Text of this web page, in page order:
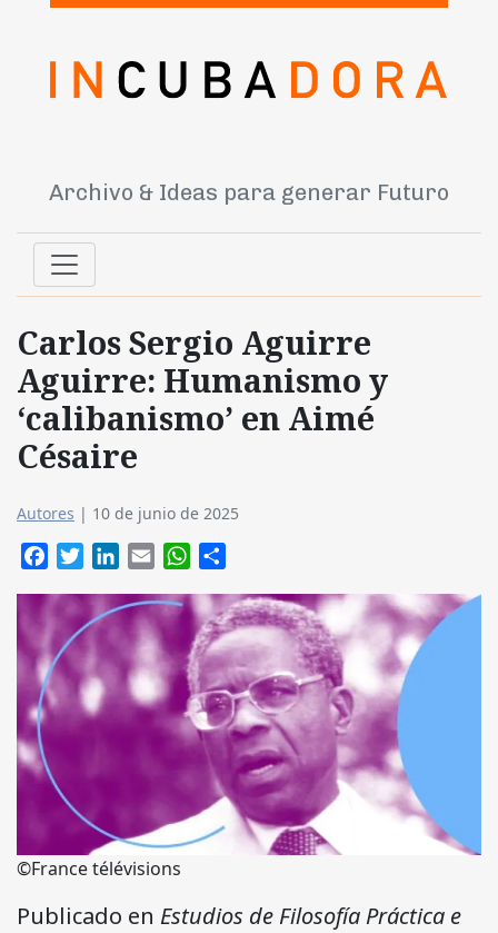
Archivo & Ideas para generar Futuro
Carlos Sergio Aguirre
Aguirre: Humanismo y
‘calibanismo’ en Aimé
Césaire
Autores | 10 de junio de 2025
FacebookTwitterLinkedIn
Email WhatsApp
©France télévisions
Publicado en Estudios de Filosofía Práctica e